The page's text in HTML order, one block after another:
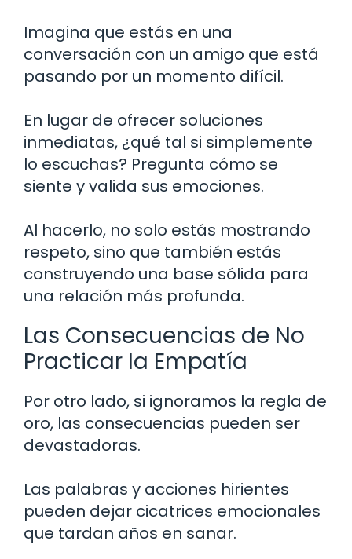
Imagina que estás en una
conversación con un amigo que está
pasando por un momento difícil.
En lugar de ofrecer soluciones
inmediatas, ¿qué tal si simplemente
lo escuchas? Pregunta cómo se
siente y valida sus emociones.
Al hacerlo, no solo estás mostrando
respeto, sino que también estás
construyendo una base sólida para
una relación más profunda.
Las Consecuencias de No
Practicar la Empatía
Por otro lado, si ignoramos la regla de
oro, las consecuencias pueden ser
devastadoras.
Las palabras y acciones hirientes
pueden dejar cicatrices emocionales
que tardan años en sanar.